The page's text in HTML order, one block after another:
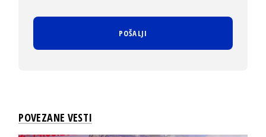
POVEZANE VESTI